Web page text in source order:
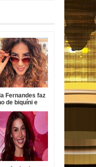
Fernandes faz
de biquíni e
da carreira